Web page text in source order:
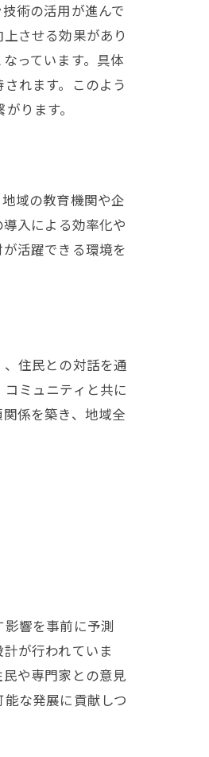
術の活用が進んで
させる効果があり
っています。具体
れます。このよう
ります。
域の教育機関や企
入による効率化や
活躍できる環境を
住民との対話を通
ミュニティと共に
係を築き、地域全
響を事前に予測
が行われていま
や専門家との意見
な発展に貢献しつ